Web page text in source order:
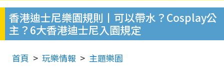
香港迪士尼樂園規則丨可以帶水？Cosplay公
主？6大香港迪士尼入園規定
首頁 玩樂情報 主題樂園